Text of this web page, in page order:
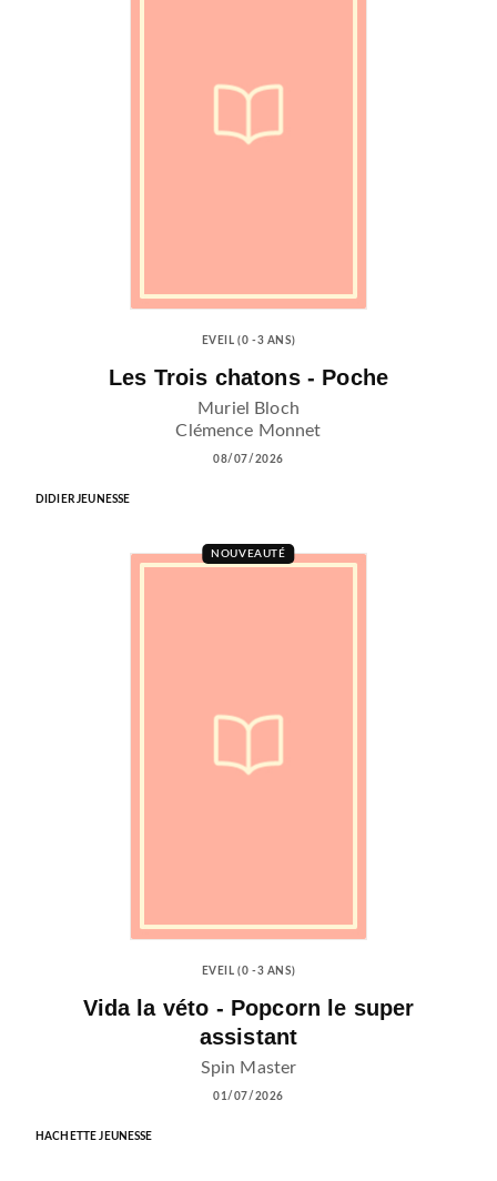
EVEIL (0 -3 ANS)
Les Trois chatons - Poche
Muriel Bloch
Clémence Monnet
08/07/2026
DIDIER JEUNESSE
NOUVEAUTÉ
EVEIL (0 -3 ANS)
Vida la véto - Popcorn le super
assistant
Spin Master
01/07/2026
HACHETTE JEUNESSE